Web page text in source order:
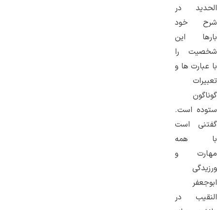
الحدید در
شرح خود
بارها این
شخصیت را
با عبارت ها و
تعبیرات
گوناگون
ستوده است.
گفتنی است
با همه
مهارت و
ورزیدگی
ابوجعفر
النقیب در